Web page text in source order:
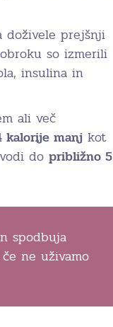
doživele prejšnji
so izmerili
insulina in
ali več
kalorije manj kot
do približno 5
spodbuja
ne uživamo